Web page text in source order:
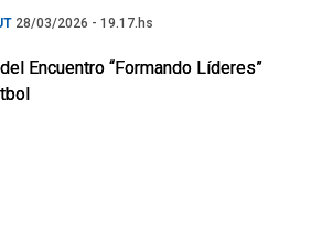
28/03/2026 - 19.17.hs